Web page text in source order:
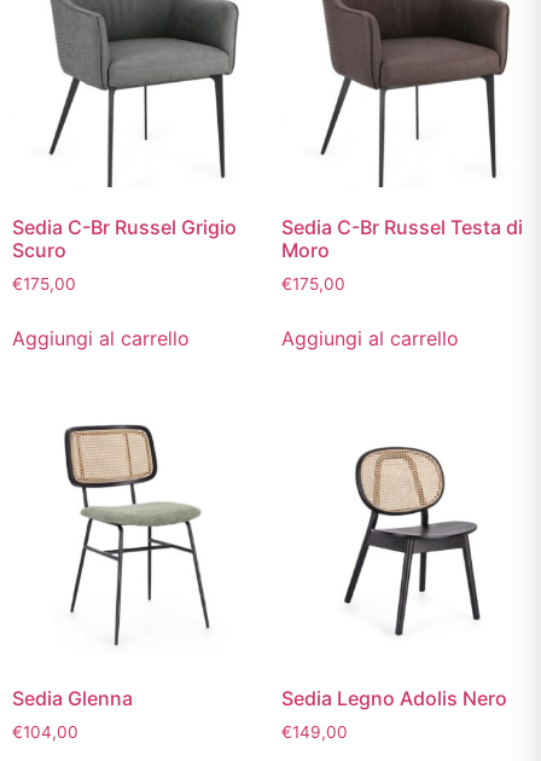
Sedia C-Br Russel Grigio
Scuro
€175,00
Aggiungi al carrello
Sedia C-Br Russel Testa di
Moro
€175,00
Aggiungi al carrello
Sedia Glenna
€104,00
Sedia Legno Adolis Nero
€149,00